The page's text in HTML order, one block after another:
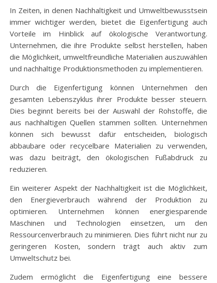
In Zeiten, in denen Nachhaltigkeit und Umweltbewusstsein
immer wichtiger werden, bietet die Eigenfertigung auch
Vorteile im Hinblick auf ökologische Verantwortung.
Unternehmen, die ihre Produkte selbst herstellen, haben
die Möglichkeit, umweltfreundliche Materialien auszuwählen
und nachhaltige Produktionsmethoden zu implementieren.
Durch die Eigenfertigung können Unternehmen den
gesamten Lebenszyklus ihrer Produkte besser steuern.
Dies beginnt bereits bei der Auswahl der Rohstoffe, die
aus nachhaltigen Quellen stammen sollten. Unternehmen
können sich bewusst dafür entscheiden, biologisch
abbaubare oder recycelbare Materialien zu verwenden,
was dazu beiträgt, den ökologischen Fußabdruck zu
reduzieren.
Ein weiterer Aspekt der Nachhaltigkeit ist die Möglichkeit,
den Energieverbrauch während der Produktion zu
optimieren. Unternehmen können energiesparende
Maschinen und Technologien einsetzen, um den
Ressourcenverbrauch zu minimieren. Dies führt nicht nur zu
geringeren Kosten, sondern trägt auch aktiv zum
Umweltschutz bei.
Zudem ermöglicht die Eigenfertigung eine bessere